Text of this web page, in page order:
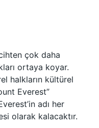
çok daha
ortaya koyar.
halkların kültürel
Everest”
adı her
olarak kalacaktır.